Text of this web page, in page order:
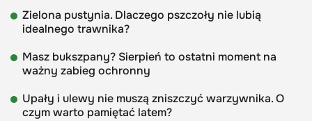
Zielona pustynia. Dlaczego pszczoły nie lubią
idealnego trawnika?
Masz bukszpany? Sierpień to ostatni moment na
ważny zabieg ochronny
Upały i ulewy nie muszą zniszczyć warzywnika. O
czym warto pamiętać latem?